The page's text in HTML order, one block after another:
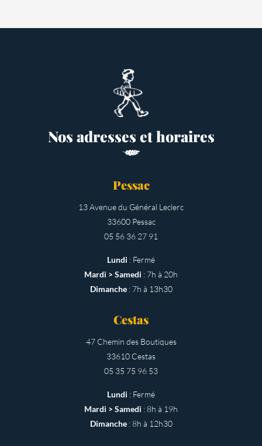
Nos adresses et horaires
Pessac
13 Avenue du Général Leclerc
33600 Pessac
05 56 36 27 91
Lundi : Fermé
Mardi > Samedi : 7h à 20h
Dimanche: 7h à 13h30
Cestas
47 Chemin des Boutiques
33610 Cestas
05 35 75 96 53
Lundi : Fermé
Mardi > Samedi : 8h à 19h
Dimanche: 8h à 12h30